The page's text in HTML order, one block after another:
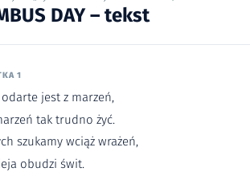
DAY – tekst
1
jest z marzeń,
tak trudno żyć.
szukamy wciąż wrażeń,
obudzi świt.